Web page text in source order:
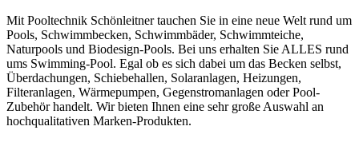
Mit Pooltechnik Schönleitner tauchen Sie in eine neue Welt rund um
Pools, Schwimmbecken, Schwimmbäder, Schwimmteiche,
Naturpools und Biodesign-Pools. Bei uns erhalten Sie ALLES rund
ums Swimming-Pool. Egal ob es sich dabei um das Becken selbst,
Überdachungen, Schiebehallen, Solaranlagen, Heizungen,
Filteranlagen, Wärmepumpen, Gegenstromanlagen oder Pool-
Zubehör handelt. Wir bieten Ihnen eine sehr große Auswahl an
hochqualitativen Marken-Produkten.